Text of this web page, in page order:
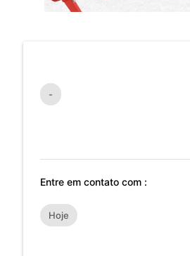
-
Entre em contato com :
Hoje